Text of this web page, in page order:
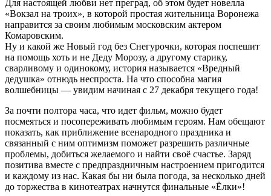
Для настоящей любви нет преград, об этом будет новелла
«Вокзал на троих», в которой простая жительница Воронежа
направится за своим любимым московским актером
Комаровским.
Ну и какой же Новый год без Снегурочки, которая поспешит
на помощь хоть и не Деду Морозу, а другому старику,
сварливому и одинокому, история называется «Вредный
дедушка» отнюдь неспроста. На что способна магия
волшебницы — увидим начиная с 27 декабря текущего года!
За почти полтора часа, что идет фильм, можно будет
посмеяться и посопереживать любимым героям. Нам обещают
показать, как приближение всенародного праздника и
связанный с ним оптимизм поможет разрешить различные
проблемы, добиться желаемого и найти своё счастье. Заряд
позитива вместе с предпраздничным настроением пригодится
и каждому из нас. Какая бы ни была погода, за несколько дней
до торжества в кинотеатрах начнутся финальные «Ёлки»!